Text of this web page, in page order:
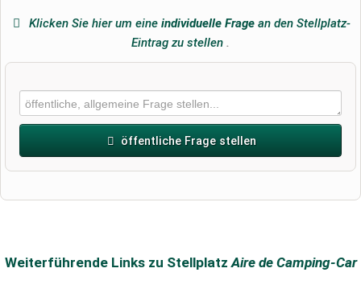
Klicken Sie hier um eineindividuelle Frage an den Stellplatz-
Eintrag zu stellen .
öffentliche Frage stellen
Weiterführende Links zu StellplatzAire de Camping-Car